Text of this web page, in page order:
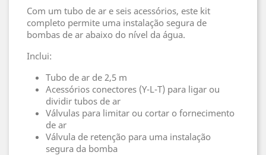
Com um tubo de ar e seis acessórios, este kit
completo permite uma instalação segura de
bombas de ar abaixo do nível da água.
Inclui:
Tubo de ar de 2,5 m
Acessórios conectores (Y-L-T) para ligar ou
dividir tubos de ar
Válvulas para limitar ou cortar o fornecimento
de ar
Válvula de retenção para uma instalação
segura da bomba